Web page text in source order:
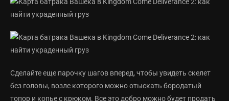
Сделайте еще парочку шагов вперед, чтобы увидеть скелет
без головы, возле которого можно отыскать бородатый
топор и копье с крюком. Все это добро можно будет продать